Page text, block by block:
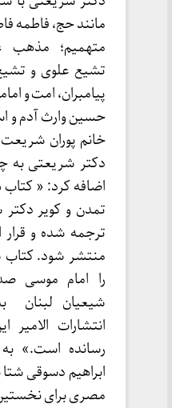
مانند حج، فاطمه
متهمیم؛ مذهب
تشیع علوی و
پیامبران، امت و
حسین وارث آدم و
خانم پوران
دکتر شریعتی به
اضافه کرد: « کتاب
تمدن و کویر
ترجمه شده و
منتشر شود.
را امام موسی
شیعیان لبنان
انتشارات
رسانده است.»
ابراهیم دسوقی
مصری برای